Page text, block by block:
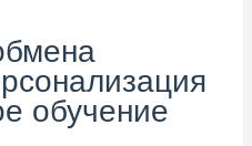
обучение